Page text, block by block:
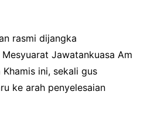
rasmi dijangka
Jawatankuasa Am
ini, sekali gus
ke arah penyelesaian